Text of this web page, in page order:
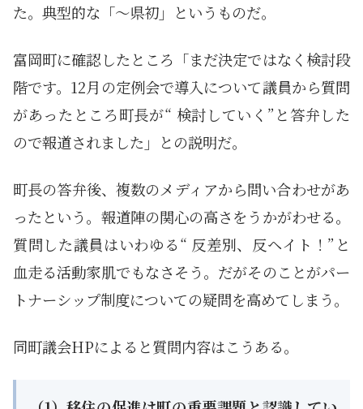
た。典型的な「～県初」というものだ。
富岡町に確認したところ「まだ決定ではなく検討段
階です。12月の定例会で導入について議員から質問
があったところ町長が“ 検討していく”と答弁した
ので報道されました」との説明だ。
町長の答弁後、複数のメディアから問い合わせがあ
ったという。報道陣の関心の高さをうかがわせる。
質問した議員はいわゆる“ 反差別、反ヘイト！”と
血走る活動家肌でもなさそう。だがそのことがパー
トナーシップ制度についての疑問を高めてしまう。
同町議会HPによると質問内容はこうある。